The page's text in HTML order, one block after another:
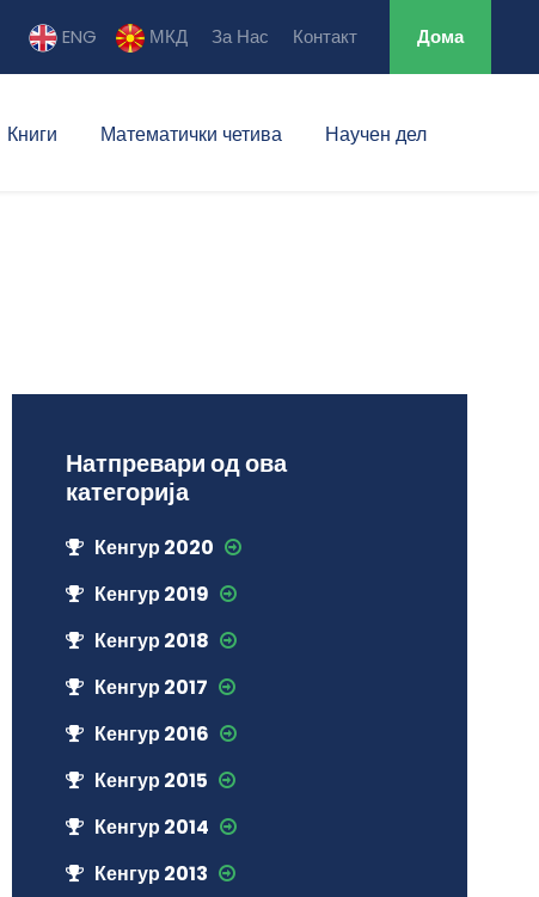
ENG МКД За Нас Контакт Дома
Книги Математички четива Научен дел
Натпревари од ова
категорија
Кенгур 2020
Кенгур 2019
Кенгур 2018
Кенгур 2017
Кенгур 2016
Кенгур 2015
Кенгур 2014
Кенгур 2013